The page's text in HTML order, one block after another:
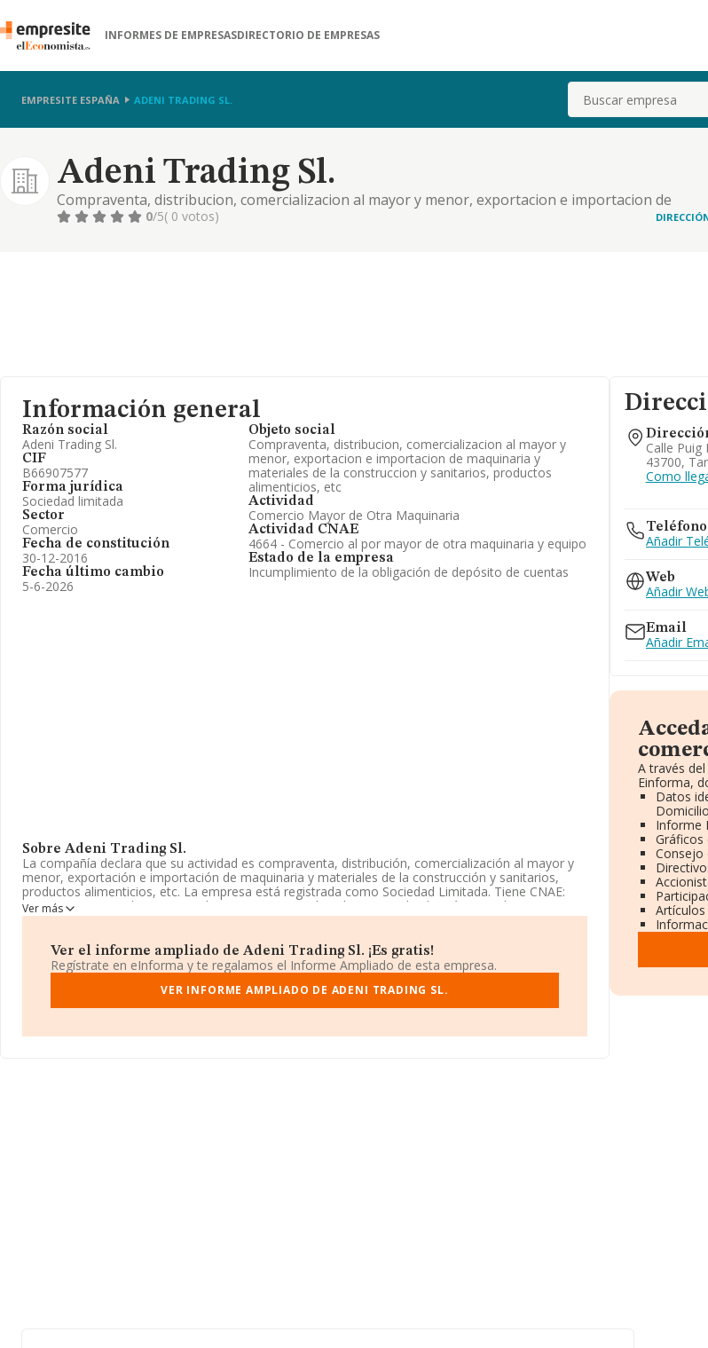
INFORMES DE EMPRESASDIRECTORIO DE EMPRESAS
EMPRESITE ESPAÑA ADENI TRADING SL. Buscar
Adeni Trading Sl.
Compraventa, distribucion, comercializacion al mayor y menor, exportacion e importacion de
maquinaria y materiales de la construccion y sanitarios, productos alimenticios, etc
0/5( 0 votos)
Información general
Razón social
Adeni Trading Sl.
CIF
B66907577
Forma jurídica
Sociedad limitada
Sector
Comercio
Fecha de constitución
30-12-2016
Fecha último cambio
5-6-2026
Objeto social
Compraventa, distribucion, comercializacion al mayor y
menor, exportacion e importacion de maquinaria y
materiales de la construccion y sanitarios, productos
alimenticios, etc
Actividad
Comercio Mayor de Otra Maquinaria
Actividad CNAE
4664 - Comercio al por mayor de otra maquinaria y equipo
Estado de la empresa
Incumplimiento de la obligación de depósito de cuentas
Sobre Adeni Trading Sl.
La compañía declara que su actividad es compraventa, distribución, comercialización al mayor y
menor, exportación e importación de maquinaria y materiales de la construcción y sanitarios,
productos alimenticios, etc. La empresa está registrada como Sociedad Limitada. Tiene CNAE:
4664 - 'Comercio al por mayor de maquinaria para la industria textil y de máquinas de coser y
tricotar'. La sociedad es importadora y exportadora.
La sociedad española Adeni Trading S.L, con CIF B66907577, se encuentra en Calle Puig I
Llagostera núm. 16, (43700), en el municipio de El Vendrell, en Tarragona, Cataluña.
Con los datos a disposición de INFORMA sobre 13.968 empresas pertenecientes al sector, en el
ámbito nacional la facturación alcanza la cifra de 23.489 millones de euros y se estima que el
información de la provincia de Tarragona, en la base de datos INFORMA constan 227 empresas,
Ver más
Ver el informe ampliado de Adeni Trading Sl. ¡Es gratis!
Regístrate en eInforma y te regalamos el Informe Ampliado de esta empresa.
VER INFORME AMPLIADO DE ADENI TRADING SL.
Calle Puig
43700,
Como
Teléfono
Añadir
Web
Añadir
Email
Añadir
A través
Einforma,
Datos
Informe
Gráficos
Consejo